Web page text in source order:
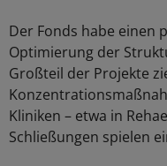
Der Fonds habe einen
Optimierung der
Großteil der Projekte
Kliniken – etwa in
Schließungen spielen